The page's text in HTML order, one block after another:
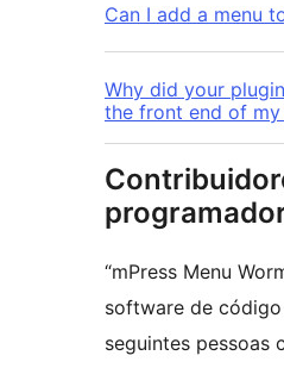
Can I add a menu
Why did your
the front end of my
“mPress Menu
software de
seguintes pessoas